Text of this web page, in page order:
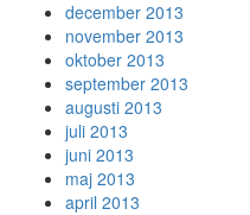
december 2013
november 2013
oktober 2013
september 2013
augusti 2013
juli 2013
juni 2013
maj 2013
april 2013